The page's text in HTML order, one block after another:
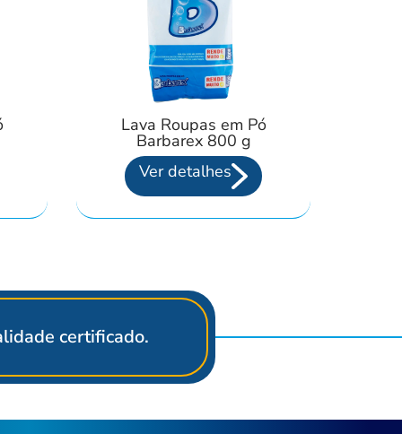
Lava Roupas em Pó
Barbarex 800 g
Ver detalhes
certificado.